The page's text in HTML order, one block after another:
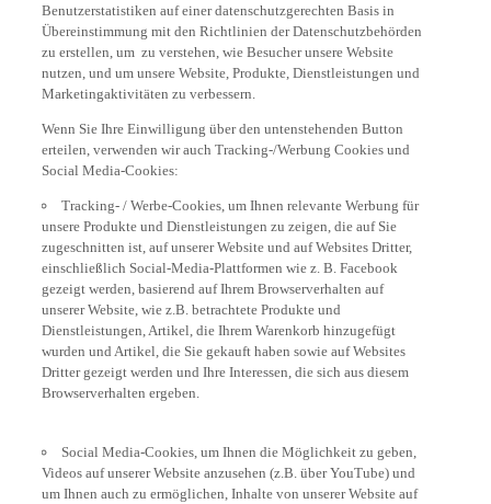
Benutzerstatistiken auf einer datenschutzgerechten Basis in
Übereinstimmung mit den Richtlinien der Datenschutzbehörden
zu erstellen, um zu verstehen, wie Besucher unsere Website
nutzen, und um unsere Website, Produkte, Dienstleistungen und
Marketingaktivitäten zu verbessern.
Wenn Sie Ihre Einwilligung über den untenstehenden Button
erteilen, verwenden wir auch Tracking-/Werbung Cookies und
Social Media-Cookies:
Tracking- / Werbe-Cookies, um Ihnen relevante Werbung für
unsere Produkte und Dienstleistungen zu zeigen, die auf Sie
zugeschnitten ist, auf unserer Website und auf Websites Dritter,
einschließlich Social-Media-Plattformen wie z. B. Facebook
gezeigt werden, basierend auf Ihrem Browserverhalten auf
unserer Website, wie z.B. betrachtete Produkte und
Dienstleistungen, Artikel, die Ihrem Warenkorb hinzugefügt
wurden und Artikel, die Sie gekauft haben sowie auf Websites
Dritter gezeigt werden und Ihre Interessen, die sich aus diesem
Browserverhalten ergeben.
Social Media-Cookies, um Ihnen die Möglichkeit zu geben,
Videos auf unserer Website anzusehen (z.B. über YouTube) und
um Ihnen auch zu ermöglichen, Inhalte von unserer Website auf